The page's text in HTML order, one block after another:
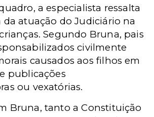
a especialista ressalta
atuação do Judiciário na
Segundo Bruna, pais
civilmente
causados aos filhos em
publicações
ou vexatórias.
Bruna, tanto a Constituição